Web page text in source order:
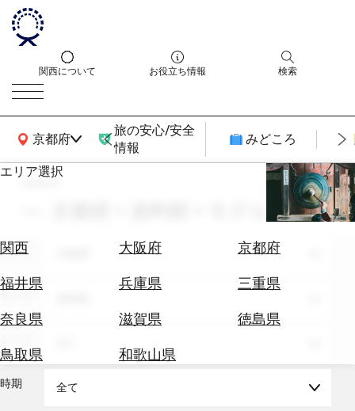
関西について お役立ち情報 検索
京都府
関西広域MAP
旅の安心/安全
情報
みどころ
エリア選択
関西 大阪府
京都府
福井県
兵庫県
三重県
奈良県
滋賀県
徳島県
鳥取県
和歌山県
エ
券
テ
を
search
京都府 × 資料館 × モデルコース
エリア
テーマ
時期 全て